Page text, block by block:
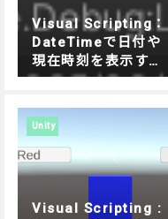
Visual Scripting：
DateTimeで日付や
現在時刻を表示する
方法
Unity
Visual Scripting :